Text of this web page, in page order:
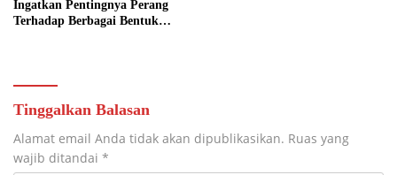
Ingatkan Pentingnya Perang
Terhadap Berbagai Bentuk
Tinggalkan Balasan
Alamat email Anda tidak akan dipublikasikan. Ruas yang
wajib ditandai *